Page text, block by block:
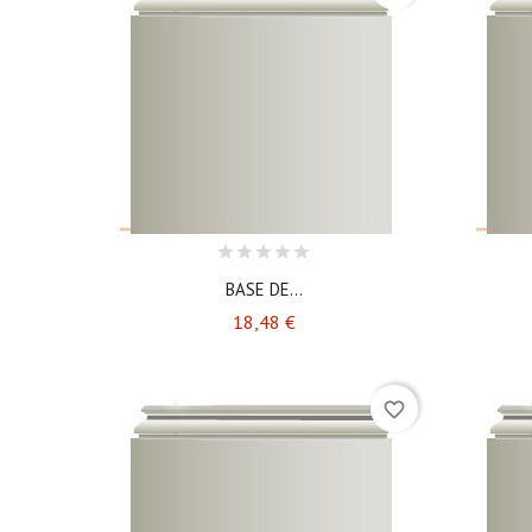
BASE DE...
18,48 €Prix
favorite_border